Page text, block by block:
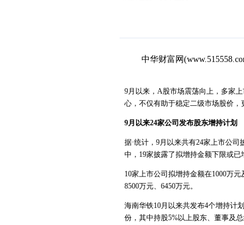
中华财富网
9月以来，A股市场震荡向上，多家
心，不仅有助于稳定二级市场股价，
9月以来24家公司发布股东增持计划
据·统计，9月以来共有24家上市公
中，19家披露了拟增持金额下限或已
10家上市公司拟增持金额在1000万元
8500万元、6450万元。
海南华铁10月以来共发布4个增持计
份，其中持股5%以上股东、董事及